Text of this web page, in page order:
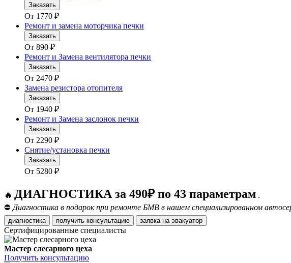
Заказать
От 1770 ₽
Ремонт и замена моторчика печки
Заказать
От 890 ₽
Ремонт и Замена вентилятора печки
Заказать
От 2470 ₽
Замена резистора отопителя
Заказать
От 1940 ₽
Ремонт и Замена заслонок печки
Заказать
От 2290 ₽
Снятие/установка печки
Заказать
От 5280 ₽
🔥 ДИАГНОСТИКА за 490₽ по 43 параметрам .
⛔ Диагностика в подарок при ремонте БМВ в нашем специализированном
диагностика получить консультацию заявка на эвакуатор
Сертифицированные специалисты
Мастер слесарного цеха
Получить консультацию